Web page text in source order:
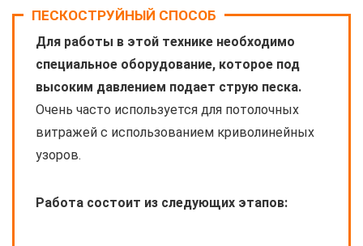
ПЕСКОСТРУЙНЫЙ СПОСОБ
Для работы в этой технике необходимо
специальное оборудование, которое под
высоким давлением подает струю песка.
Очень часто используется для потолочных
витражей с использованием криволинейных
узоров.
Работа состоит из следующих этапов: